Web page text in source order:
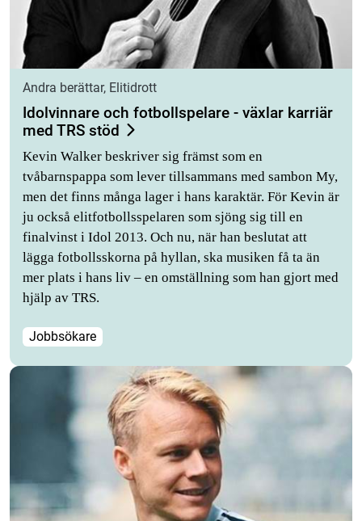
Andra berättar, Elitidrott
Idolvinnare och fotbollspelare - växlar karriär
med TRS stöd
Kevin Walker beskriver sig främst som en
tvåbarnspappa som lever tillsammans med sambon My,
men det finns många lager i hans karaktär. För Kevin är
ju också elitfotbollsspelaren som sjöng sig till en
finalvinst i Idol 2013. Och nu, när han beslutat att
lägga fotbollsskorna på hyllan, ska musiken få ta än
mer plats i hans liv – en omställning som han gjort med
hjälp av TRS.
Jobbsökare